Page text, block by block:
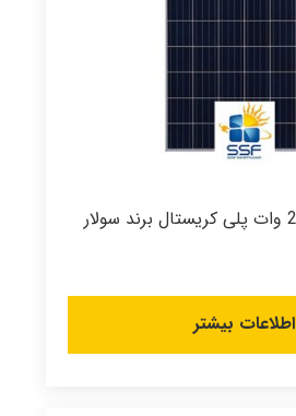
پنل خورشیدی 275 وات پلی کریستال برند سولار
اطلاعات بیشتر